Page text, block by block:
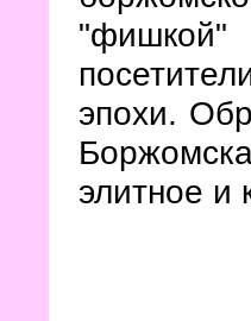
"фишкой"
эпохи.
элитное и